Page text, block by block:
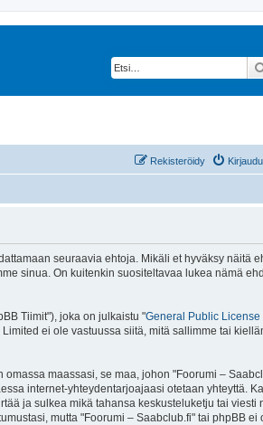
Rekisteröidy
seuraavia ehtoja. Mikäli et hyväksy näitä
sinua. On kuitenkin suositeltavaa lukea nämä
Tiimit"), joka on julkaistu "General Public License
ei ole vastuussa siitä, mitä sallimme tai
maassasi, se maa, johon "Foorumi –
internet-yhteydentarjoajaasi otetaan yhteyttä.
ja sulkea mikä tahansa keskusteluketju tai viesti
mutta "Foorumi – Saabclub.fi" tai phpBB ei